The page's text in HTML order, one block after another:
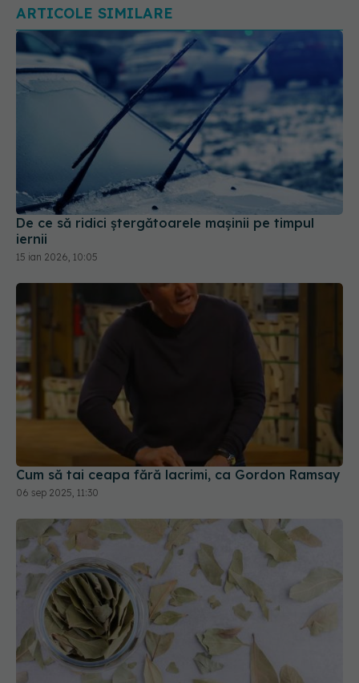
ARTICOLE SIMILARE
De ce să ridici ștergătoarele mașinii pe timpul
iernii
15 ian 2026, 10:05
Cum să tai ceapa fără lacrimi, ca Gordon Ramsay
06 sep 2025, 11:30